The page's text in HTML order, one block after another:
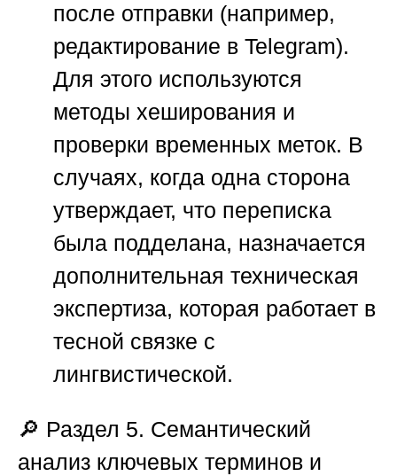
после отправки (например,
редактирование в Telegram).
Для этого используются
методы хеширования и
проверки временных меток. В
случаях, когда одна сторона
утверждает, что переписка
была подделана, назначается
дополнительная техническая
экспертиза, которая работает в
тесной связке с
лингвистической.
🔎 Раздел 5. Семантический
анализ ключевых терминов и